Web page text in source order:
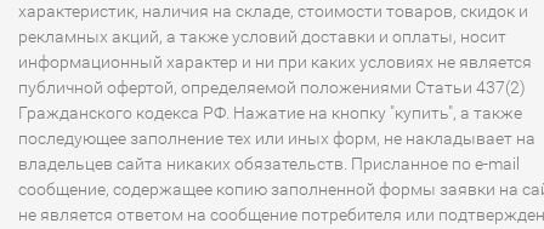
характеристик, наличия на складе, стоимости товаров, скидок и
рекламных акций, а также условий доставки и оплаты, носит
информационный характер и ни при каких условиях не является
публичной офертой, определяемой положениями Статьи 437(2)
Гражданского кодекса РФ. Нажатие на кнопку "купить", а также
последующее заполнение тех или иных форм, не накладывает на
владельцев сайта никаких обязательств. Присланное по e-mail
сообщение, содержащее копию заполненной формы заявки на
не является ответом на сообщение потребителя или